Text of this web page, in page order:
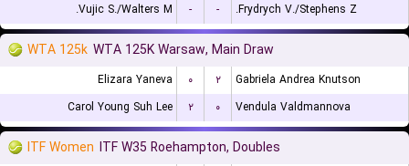
Vujic S./Walters M.
- - Frydrych V./Stephens Z.
WTA 125k WTA 125K Warsaw, Main Draw
Elizara Yaneva ۰ ۲
Gabriela Andrea Knutson
Carol Young Suh Lee
۲ ۰ Vendula Valdmannova
ITF Women ITF W35 Roehampton, Doubles